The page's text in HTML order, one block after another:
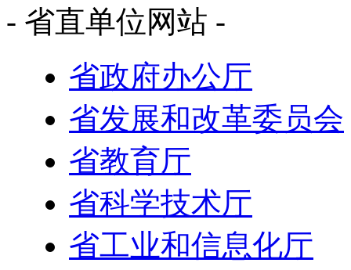
- 省直单位网站 -
省政府办公厅
省发展和改革委员会
省教育厅
省科学技术厅
省工业和信息化厅